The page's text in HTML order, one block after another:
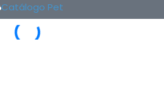
Catálogo Pet